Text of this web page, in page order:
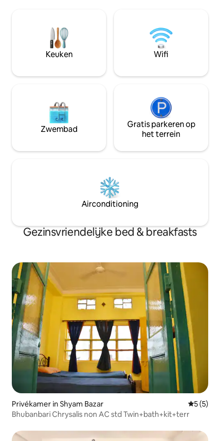
Keuken Wifi
Zwembad
Gratis parkeren op
het terrein
Airconditioning
Gezinsvriendelijke bed & breakfasts
Privékamer in Shyam Bazar
5 (5)
Bhubanbari Chrysalis non AC std Twin+bath+kit+terr